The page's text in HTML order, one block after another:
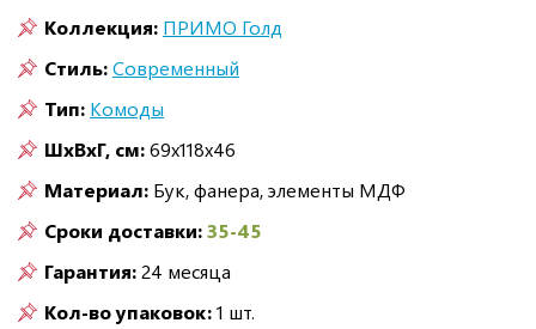
Коллекция: ПРИМО Голд
Стиль:Современный
Тип: Комоды
ШxВxГ, см:69x118x46
Материал: Бук, фанера, элементы МДФ
Сроки доставки:35-45
Гарантия:24 месяца
Кол-во упаковок:1 шт.